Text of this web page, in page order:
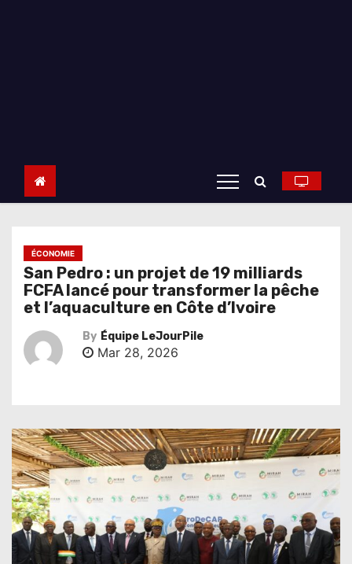
ÉCONOMIE
San Pedro : un projet de 19 milliards
FCFA lancé pour transformer la pêche
et l’aquaculture en Côte d’Ivoire
By Équipe LeJourPile
Mar 28, 2026